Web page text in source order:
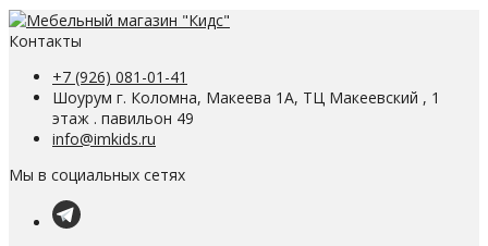
Контакты
+7 (926) 081-01-41
Шоурум г. Коломна, Макеева 1А, ТЦ Макеевский , 1
этаж . павильон 49
info@imkids.ru
Мы в социальных сетях